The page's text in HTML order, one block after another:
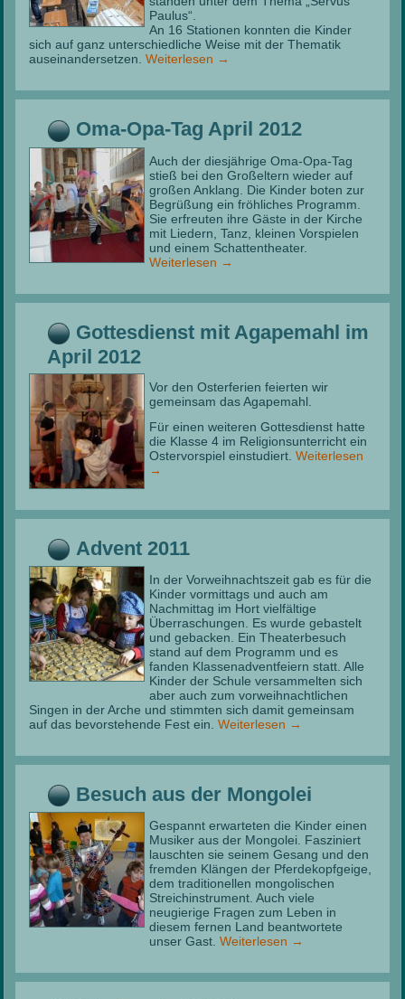
Paulus“.
An 16 Stationen konnten die Kinder
sich auf ganz unterschiedliche Weise mit der Thematik
auseinandersetzen.Weiterlesen →
Oma-Opa-Tag April 2012
Auch der diesjährige Oma-Opa-Tag
stieß bei den Großeltern wieder auf
großen Anklang. Die Kinder boten zur
Begrüßung ein fröhliches Programm.
Sie erfreuten ihre Gäste in der Kirche
mit Liedern, Tanz, kleinen Vorspielen
und einem Schattentheater.
Weiterlesen →
Gottesdienst mit Agapemahl im
April 2012
Vor den Osterferien feierten wir
gemeinsam das Agapemahl.
Für einen weiteren Gottesdienst hatte
die Klasse 4 im Religionsunterricht ein
Ostervorspiel einstudiert.Weiterlesen
→
Advent 2011
In der Vorweihnachtszeit gab es für die
Kinder vormittags und auch am
Nachmittag im Hort vielfältige
Überraschungen. Es wurde gebastelt
und gebacken. Ein Theaterbesuch
stand auf dem Programm und es
fanden Klassenadventfeiern statt. Alle
Kinder der Schule versammelten sich
aber auch zum vorweihnachtlichen
Singen in der Arche und stimmten sich damit gemeinsam
auf das bevorstehende Fest ein.Weiterlesen →
Besuch aus der Mongolei
Gespannt erwarteten die Kinder einen
Musiker aus der Mongolei. Fasziniert
lauschten sie seinem Gesang und den
fremden Klängen der Pferdekopfgeige,
dem traditionellen mongolischen
Streichinstrument. Auch viele
neugierige Fragen zum Leben in
diesem fernen Land beantwortete
unser Gast.Weiterlesen →